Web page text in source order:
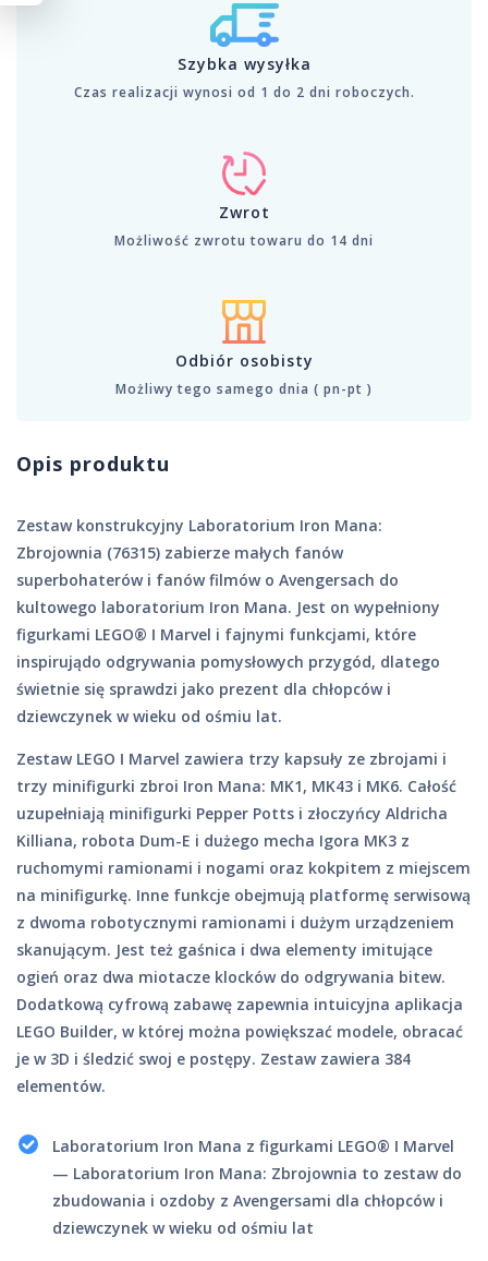
Szybka wysyłka
Czas realizacji wynosi od 1 do 2 dni roboczych.
Zwrot
Możliwość zwrotu towaru do 14 dni
Odbiór osobisty
Możliwy tego samego dnia ( pn-pt )
Opis produktu
Zestaw konstrukcyjny Laboratorium Iron Mana:
Zbrojownia (76315) zabierze małych fanów
superbohaterów i fanów filmów o Avengersach do
kultowego laboratorium Iron Mana. Jest on wypełniony
figurkami LEGO® ǀ Marvel i fajnymi funkcjami, które
inspirujądo odgrywania pomysłowych przygód, dlatego
świetnie się sprawdzi jako prezent dla chłopców i
dziewczynek w wieku od ośmiu lat.
Zestaw LEGO ǀ Marvel zawiera trzy kapsuły ze zbrojami i
trzy minifigurki zbroi Iron Mana: MK1, MK43 i MK6. Całość
uzupełniają minifigurki Pepper Potts i złoczyńcy Aldricha
Killiana, robota Dum-E i dużego mecha Igora MK3 z
ruchomymi ramionami i nogami oraz kokpitem z miejscem
na minifigurkę. Inne funkcje obejmują platformę serwisową
z dwoma robotycznymi ramionami i dużym urządzeniem
skanującym. Jest też gaśnica i dwa elementy imitujące
ogień oraz dwa miotacze klocków do odgrywania bitew.
Dodatkową cyfrową zabawę zapewnia intuicyjna aplikacja
LEGO Builder, w której można powiększać modele, obracać
je w 3D i śledzić swoj e postępy. Zestaw zawiera 384
elementów.
Laboratorium Iron Mana z figurkami LEGO® ǀ Marvel
— Laboratorium Iron Mana: Zbrojownia to zestaw do
zbudowania i ozdoby z Avengersami dla chłopców i
dziewczynek w wieku od ośmiu lat